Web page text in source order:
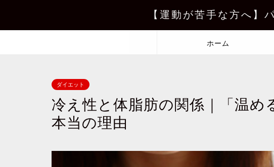
【運動が苦手な方へ】
ホーム
ダイエット
冷え性と体脂肪の関係｜「温め
本当の理由